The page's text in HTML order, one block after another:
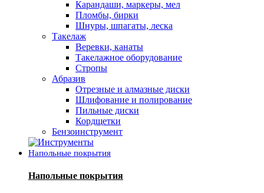
Карандаши, маркеры, мел
Пломбы, бирки
Шнуры, шпагаты, леска
Такелаж
Веревки, канаты
Такелажное оборудование
Стропы
Абразив
Отрезные и алмазные диски
Шлифование и полирование
Пильные диски
Кордщетки
Бензоинструмент
Напольные покрытия
Напольные покрытия